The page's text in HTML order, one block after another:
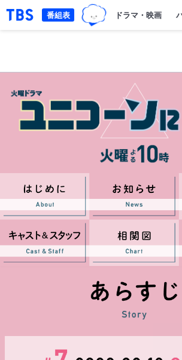
「TBSテレビ｜ときめくときを。
TBSグループ
ドラマ・映画
番組表
キャストスタッフ